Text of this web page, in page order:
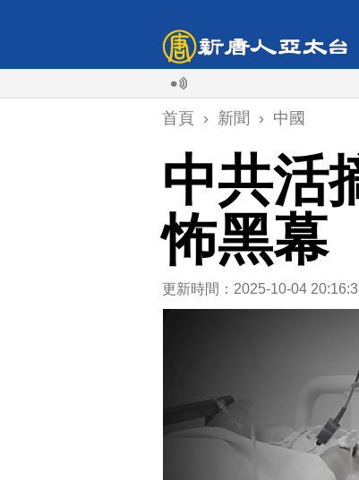
首頁 › 新聞 › 中國
中共活
怖黑幕
更新時間：2025-10-04